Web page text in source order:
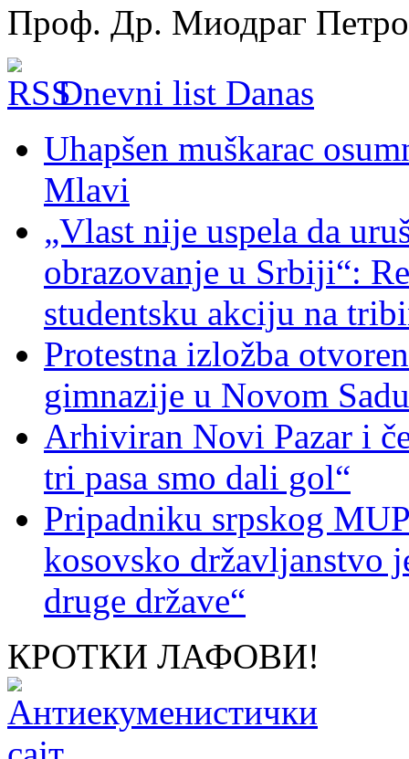
Проф. Др. Миодраг
Dnevni list Danas
Uhapšen muškarac
Mlavi
„Vlast nije uspela da
obrazovanje u Srbiji“:
studentsku akciju na
Protestna izložba
gimnazije u Novom Sadu
Arhiviran Novi Pazar i
tri pasa smo dali gol“
Pripadniku srpskog
kosovsko državljanstvo
druge države“
КРОТКИ ЛАФОВИ!